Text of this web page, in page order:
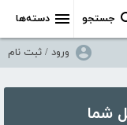
دسته‌ها جستجو
ورود / ثبت نام